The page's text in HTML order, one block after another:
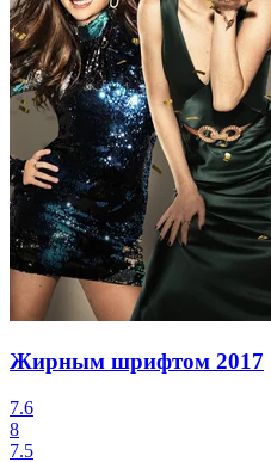
Жирным шрифтом 2017
7.6
8
7.5